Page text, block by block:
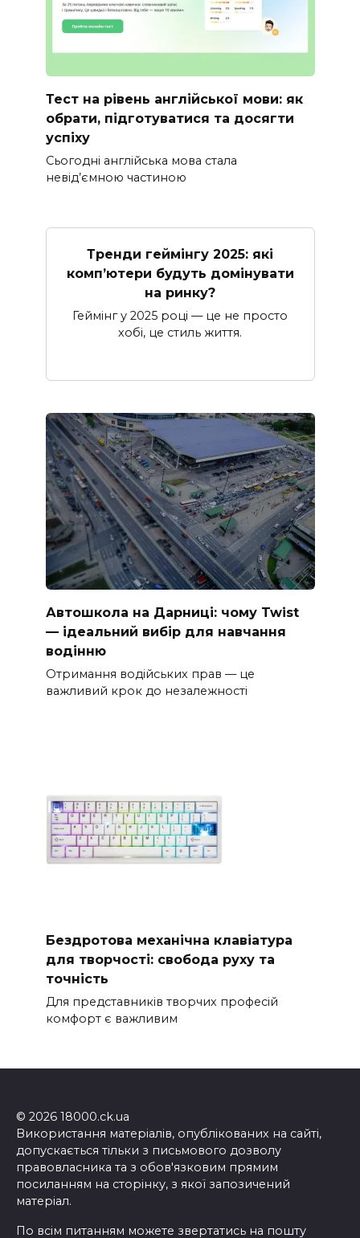
Тест на рівень англійської мови: як
обрати, підготуватися та досягти
успіху
Сьогодні англійська мова стала
невід’ємною частиною
Тренди геймінгу 2025: які
комп’ютери будуть домінувати
на ринку?
Геймінг у 2025 році — це не просто
хобі, це стиль життя.
Автошкола на Дарниці: чому Twist
— ідеальний вибір для навчання
водінню
Отримання водійських прав — це
важливий крок до незалежності
Бездротова механічна клавіатура
для творчості: свобода руху та
точність
Для представників творчих професій
комфорт є важливим
© 2026 18000.ck.ua
Використання матеріалів, опублікованих на сайті,
допускається тільки з письмового дозволу
правовласника та з обов'язковим прямим
посиланням на сторінку, з якої запозичений
матеріал.
По всім питанням можете звертатись на пошту